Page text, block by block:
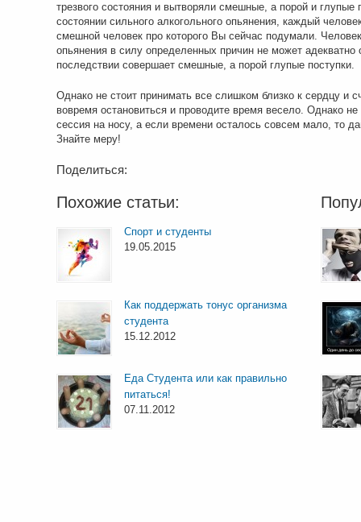
трезвого состояния и вытворяли смешные, а порой и
состоянии сильного алкогольного опьянения, каждый
смешной человек про которого Вы сейчас подумали.
опьянения в силу определенных причин не может адекватно
последствии совершает смешные, а порой глупые поступки.
Однако не стоит принимать все слишком близко к сердцу и
вовремя остановиться и проводите время весело. Однако
сессия на носу, а если времени осталось совсем мало, то
Знайте меру!
Поделиться:
Похожие статьи:
Спорт и студенты
19.05.2015
Как поддержать тонус организма
студента
15.12.2012
Еда Студента или как правильно
питаться!
07.11.2012